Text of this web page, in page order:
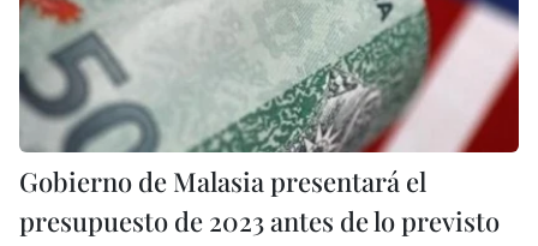
Gobierno de Malasia presentará el
presupuesto de 2023 antes de lo previsto